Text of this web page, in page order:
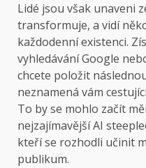
Lidé jsou však unaveni
transformuje, a vidí
každodenní existenci.
vyhledávání Google
chcete položit
neznamená vám
To by se mohlo začít
nejzajímavější AI
kteří se rozhodli učinit
publikum.